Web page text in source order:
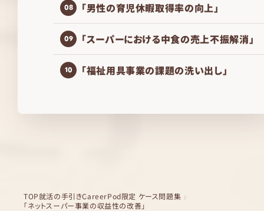
08 「男性の育児休暇取得率の向上」
09 「スーパーにおける中食の売上不振解消」
10 「福祉用具事業の課題の洗い出し」
TOP就活の手引きCareerPod限定 ケース問題集
「ネットスーパー事業の収益性の改善」